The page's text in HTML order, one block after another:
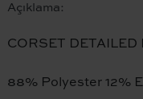
Açıklama:
CORSET DETAILED
88% Polyester 12%